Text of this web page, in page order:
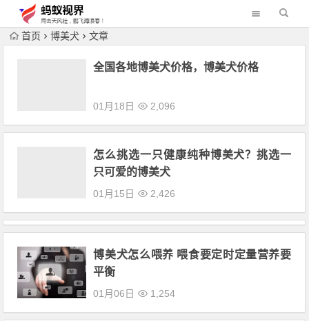
首页 博美犬 文章
全国各地博美犬价格，博美犬价格
01月18日 2,096
怎么挑选一只健康纯种博美犬？挑选一
只可爱的博美犬
01月15日 2,426
博美犬怎么喂养 喂食要定时定量营养要
平衡
01月06日 1,254